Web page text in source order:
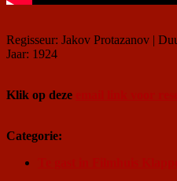
Regisseur: Jakov Protazanov |
Jaar: 1924
Klik op deze
Categorie: